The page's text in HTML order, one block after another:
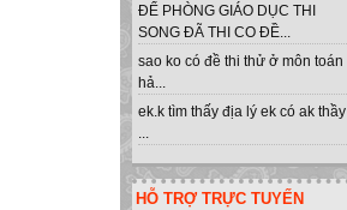
ĐỂ PHÒNG GIÁO DỤC THI
SONG ĐÃ THI CO ĐỀ...
sao ko có đề thi thử ở môn toán
hả...
ek.k tìm thấy địa lý ek có ak thầy
...
HỖ TRỢ TRỰC TUYẾN